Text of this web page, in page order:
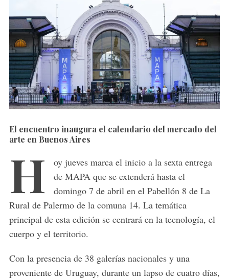
El encuentro inaugura el calendario del mercado del
arte en Buenos Aires
H
oy jueves marca el inicio a la sexta entrega
de MAPA que se extenderá hasta el
domingo 7 de abril en el Pabellón 8 de La
Rural de Palermo de la comuna 14. La temática
principal de esta edición se centrará en la tecnología, el
cuerpo y el territorio.
Con la presencia de 38 galerías nacionales y una
proveniente de Uruguay, durante un lapso de cuatro días,